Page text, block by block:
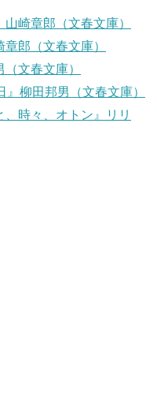
崎章郎（文春文庫）
郎（文春文庫）
文春文庫）
柳田邦男（文春文庫）
時々、オトン』リリ